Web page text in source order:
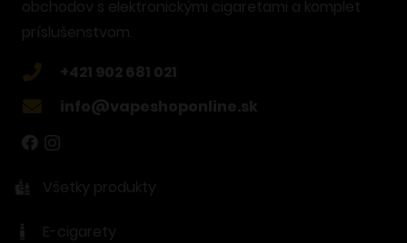
obchodov s elektronickými cigaretami a komplet
príslušenstvom.
+421 902 681 021
info@vapeshoponline.sk
Všetky produkty
E-cigarety